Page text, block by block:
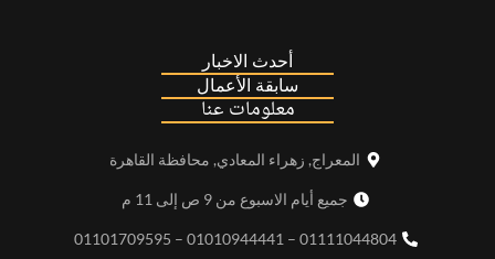
أحدث الاخبار
سابقة الأعمال
معلومات عنا
المعراج, زهراء المعادي, محافظة القاهرة
جميع أيام الاسبوع من 9 ص إلى 11 م
01111044804 – 01010944441 – 01101709595